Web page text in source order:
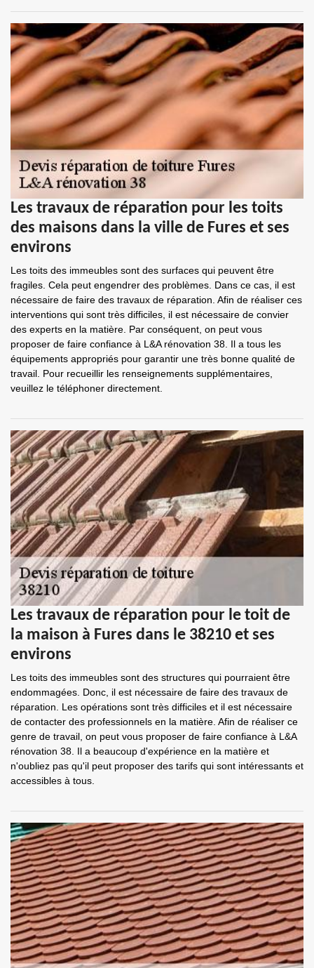
Les travaux de réparation pour les toits
des maisons dans la ville de Fures et ses
environs
Les toits des immeubles sont des surfaces qui peuvent être
fragiles. Cela peut engendrer des problèmes. Dans ce cas, il est
nécessaire de faire des travaux de réparation. Afin de réaliser ces
interventions qui sont très difficiles, il est nécessaire de convier
des experts en la matière. Par conséquent, on peut vous
proposer de faire confiance à L&A rénovation 38. Il a tous les
équipements appropriés pour garantir une très bonne qualité de
travail. Pour recueillir les renseignements supplémentaires,
veuillez le téléphoner directement.
Les travaux de réparation pour le toit de
la maison à Fures dans le 38210 et ses
environs
Les toits des immeubles sont des structures qui pourraient être
endommagées. Donc, il est nécessaire de faire des travaux de
réparation. Les opérations sont très difficiles et il est nécessaire
de contacter des professionnels en la matière. Afin de réaliser ce
genre de travail, on peut vous proposer de faire confiance à L&A
rénovation 38. Il a beaucoup d'expérience en la matière et
n'oubliez pas qu'il peut proposer des tarifs qui sont intéressants et
accessibles à tous.